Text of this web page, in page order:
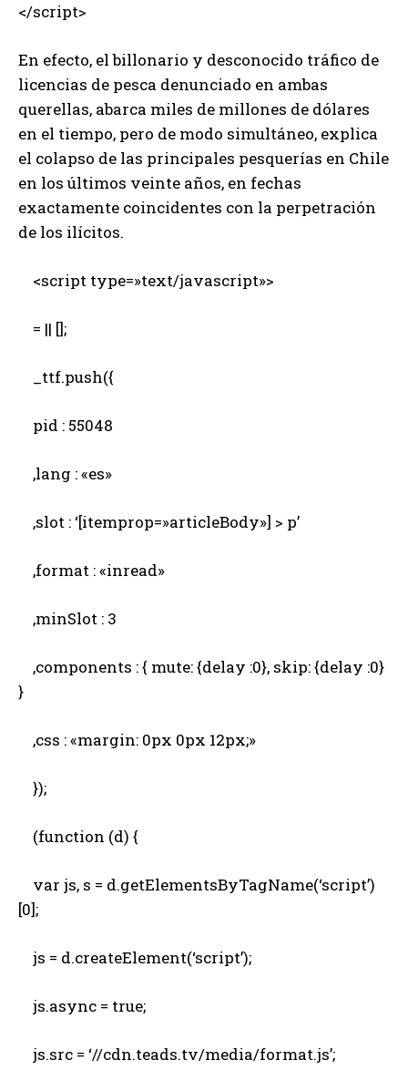
</script>
En efecto, el billonario y desconocido tráfico de
licencias de pesca denunciado en ambas
querellas, abarca miles de millones de dólares
en el tiempo, pero de modo simultáneo, explica
el colapso de las principales pesquerías en Chile
en los últimos veinte años, en fechas
exactamente coincidentes con la perpetración
de los ilícitos.
<script type=»text/javascript»>
= || [];
_ttf.push({
pid : 55048
,lang : «es»
,slot : ‘[itemprop=»articleBody»] > p’
,format : «inread»
,minSlot : 3
,components : { mute: {delay :0}, skip: {delay :0}
}
,css : «margin: 0px 0px 12px;»
});
(function (d) {
var js, s = d.getElementsByTagName(‘script’)
[0];
js = d.createElement(‘script’);
js.async = true;
js.src = ‘//cdn.teads.tv/media/format.js’;